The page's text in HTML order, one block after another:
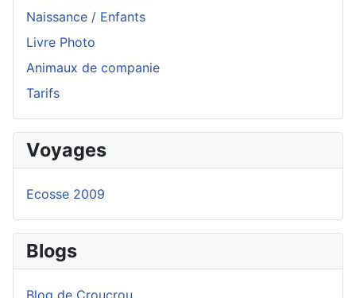
Naissance / Enfants
Livre Photo
Animaux de companie
Tarifs
Voyages
Ecosse 2009
Blogs
Blog de Croucrou